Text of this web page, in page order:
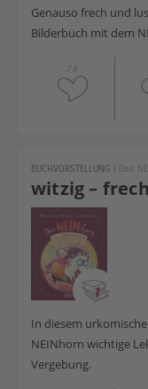
Genauso frech und
Bilderbuch mit dem
78
witzig –
BUCHVORSTELLUNG | Das
In diesem
NEINhorn wichtige
Vergebung.